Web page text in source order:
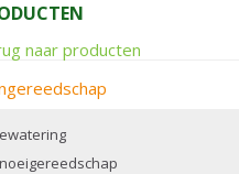
naar producten